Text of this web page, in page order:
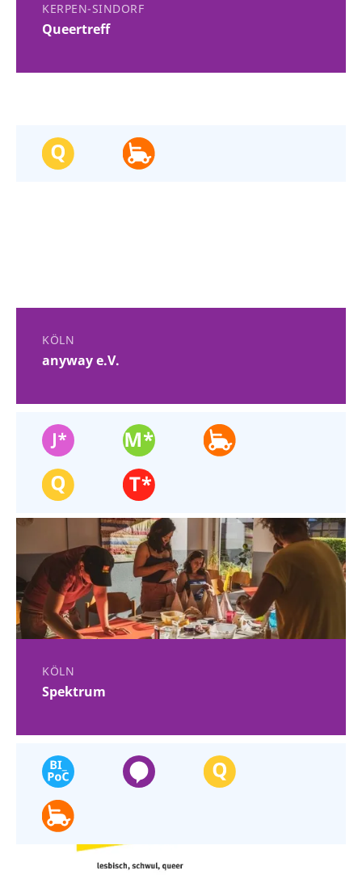
KERPEN-SINDORF
Queertreff
KÖLN
anyway e.V.
KÖLN
Spektrum